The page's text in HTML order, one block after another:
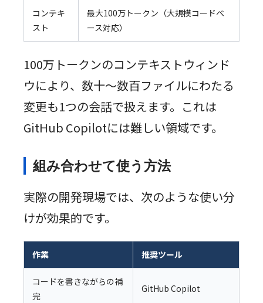
コンテキ
スト
最大100万トークン（大規模コードベ
ース対応）
100万トークンのコンテキストウィンド
ウにより、数十〜数百ファイルにわたる
変更も1つの会話で扱えます。これは
GitHub Copilotには難しい領域です。
組み合わせて使う方法
実際の開発現場では、次のような使い分
けが効果的です。
作業 推奨ツール
コードを書きながらの補
完
GitHub Copilot